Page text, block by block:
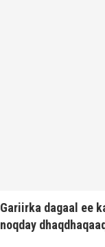
Gariirka dagaal ee
noqday